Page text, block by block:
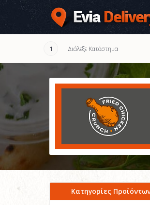
1 Διάλεξε Κατάστημα
Κατηγορίες